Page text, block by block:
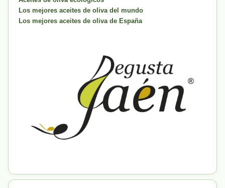
Los mejores aceites de oliva del mundo
Los mejores aceites de oliva de España